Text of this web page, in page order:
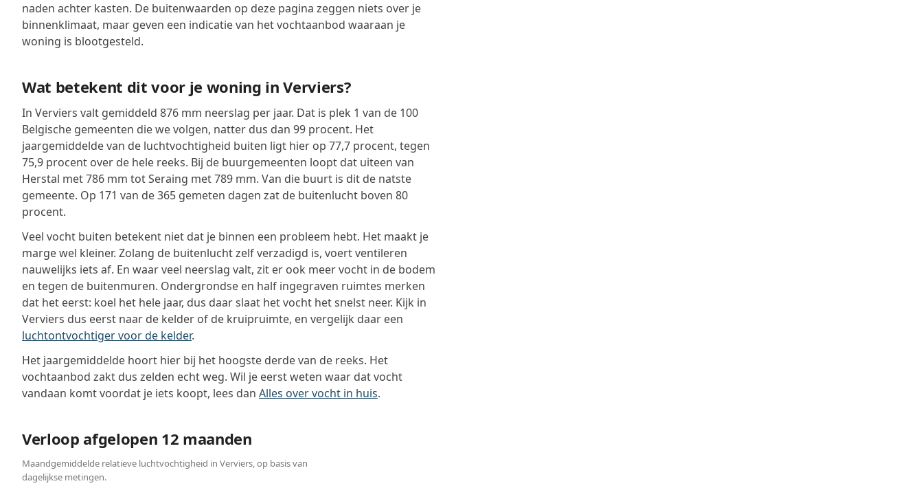
naden achter kasten. De buitenwaarden op deze pagina zeggen niets over je
binnenklimaat, maar geven een indicatie van het vochtaanbod waaraan je
woning is blootgesteld.
Wat betekent dit voor je woning in Verviers?
In Verviers valt gemiddeld 876 mm neerslag per jaar. Dat is plek 1 van de 100
Belgische gemeenten die we volgen, natter dus dan 99 procent. Het
jaargemiddelde van de luchtvochtigheid buiten ligt hier op 77,7 procent, tegen
75,9 procent over de hele reeks. Bij de buurgemeenten loopt dat uiteen van
Herstal met 786 mm tot Seraing met 789 mm. Van die buurt is dit de natste
gemeente. Op 171 van de 365 gemeten dagen zat de buitenlucht boven 80
procent.
Veel vocht buiten betekent niet dat je binnen een probleem hebt. Het maakt je
marge wel kleiner. Zolang de buitenlucht zelf verzadigd is, voert ventileren
nauwelijks iets af. En waar veel neerslag valt, zit er ook meer vocht in de bodem
en tegen de buitenmuren. Ondergrondse en half ingegraven ruimtes merken
dat het eerst: koel het hele jaar, dus daar slaat het vocht het snelst neer. Kijk in
Verviers dus eerst naar de kelder of de kruipruimte, en vergelijk daar een
luchtontvochtiger voor de kelder.
Het jaargemiddelde hoort hier bij het hoogste derde van de reeks. Het
vochtaanbod zakt dus zelden echt weg. Wil je eerst weten waar dat vocht
vandaan komt voordat je iets koopt, lees dan Alles over vocht in huis.
Verloop afgelopen 12 maanden
Maandgemiddelde relatieve luchtvochtigheid in Verviers, op basis van
dagelijkse metingen.